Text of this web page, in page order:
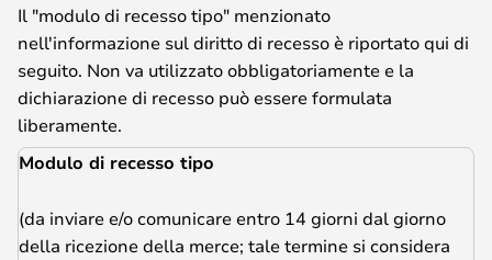
Il "modulo di recesso tipo" menzionato
nell'informazione sul diritto di recesso è riportato qui di
seguito. Non va utilizzato obbligatoriamente e la
dichiarazione di recesso può essere formulata
liberamente.
Modulo di recesso tipo
(da inviare e/o comunicare entro 14 giorni dal giorno
della ricezione della merce; tale termine si considera